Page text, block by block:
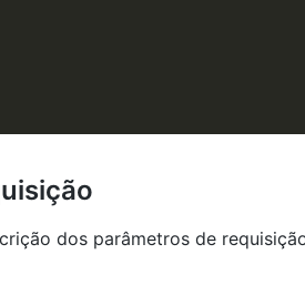
dos parâmetros de